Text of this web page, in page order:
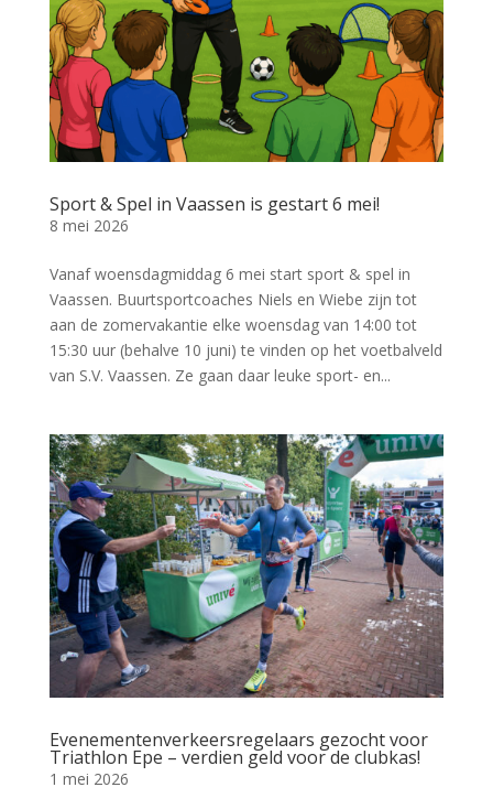
Sport & Spel in Vaassen is gestart 6 mei!
8 mei 2026
Vanaf woensdagmiddag 6 mei start sport & spel in
Vaassen. Buurtsportcoaches Niels en Wiebe zijn tot
aan de zomervakantie elke woensdag van 14:00 tot
15:30 uur (behalve 10 juni) te vinden op het voetbalveld
van S.V. Vaassen. Ze gaan daar leuke sport- en...
Evenementenverkeersregelaars gezocht voor
Triathlon Epe – verdien geld voor de clubkas!
1 mei 2026